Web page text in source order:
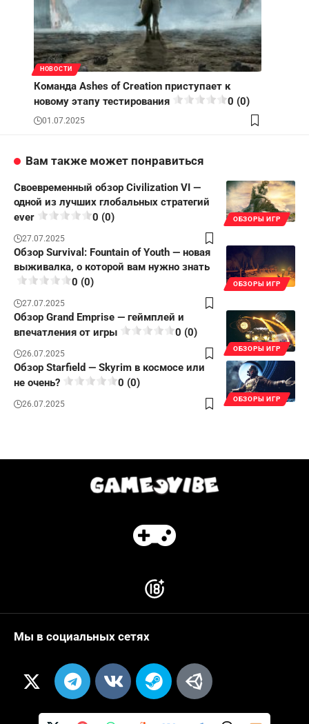
НОВОСТИ
Команда Ashes of Creation приступает к
новому этапу тестирования
0 (0)
01.07.2025
Вам также может понравиться
ОБЗОРЫ ИГР
Своевременный обзор Civilization VI —
одной из лучших глобальных стратегий
ever
0 (0)
27.07.2025
ОБЗОРЫ ИГР
Обзор Survival: Fountain of Youth — новая
выживалка, о которой вам нужно знать
0 (0)
27.07.2025
ОБЗОРЫ ИГР
Обзор Grand Emprise — геймплей и
впечатления от игры
0 (0)
26.07.2025
ОБЗОРЫ ИГР
Обзор Starfield — Skyrim в космосе или
не очень?
0 (0)
26.07.2025
Мы в социальных сетях